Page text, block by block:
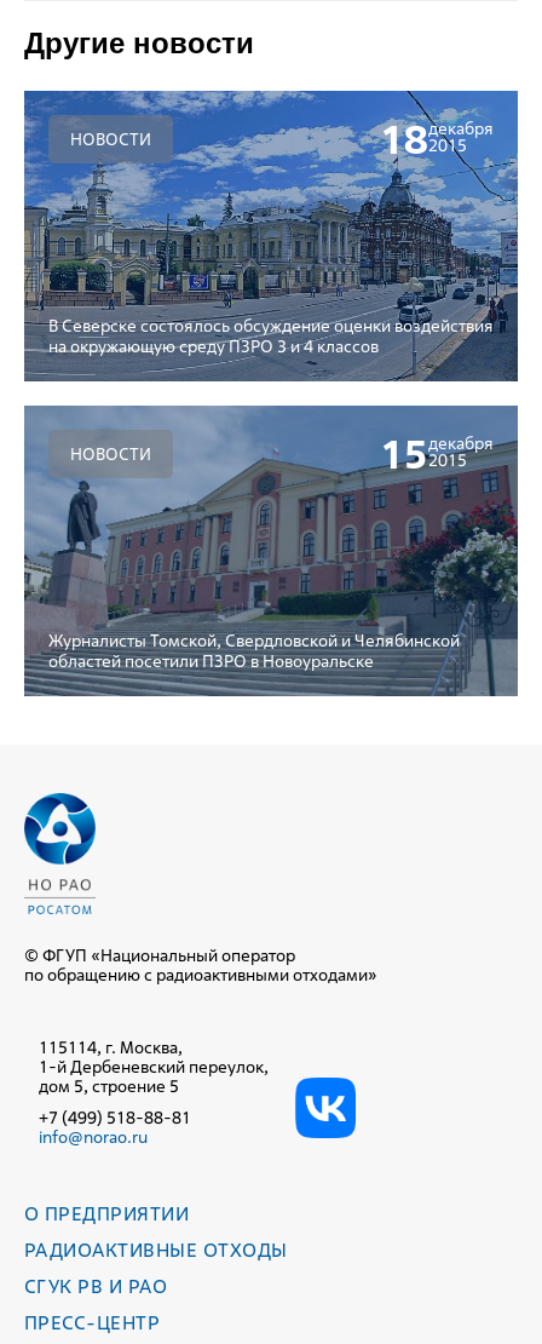
Другие новости
НОВОСТИ 18декабря
2015
В Северске состоялось обсуждение оценки воздействия
на окружающую среду ПЗРО 3 и 4 классов
НОВОСТИ 15декабря
2015
Журналисты Томской, Свердловской и Челябинской
областей посетили ПЗРО в Новоуральске
© ФГУП «Национальный оператор
по обращению с радиоактивными отходами»
115114, г. Москва,
1-й Дербеневский переулок,
дом 5, строение 5
+7 (499) 518-88-81
info@norao.ru
О ПРЕДПРИЯТИИ
РАДИОАКТИВНЫЕ ОТХОДЫ
СГУК РВ И РАО
ПРЕСС-ЦЕНТР